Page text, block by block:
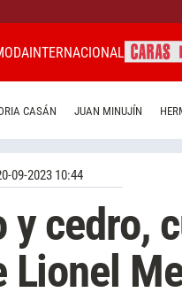
INTERNACIONAL
CASÁN JUAN MINUJÍN
09-2023 10:44
cedro,
Lionel